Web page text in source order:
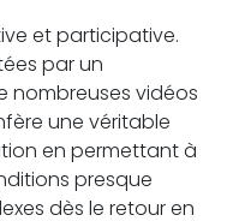
et participative.
par un
nombreuses vidéos
une véritable
en permettant à
presque
dès le retour en